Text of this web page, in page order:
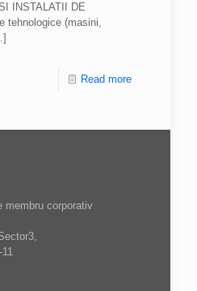
INSTALATII DE
tehnologice (masini,
Read more
membru corporativ